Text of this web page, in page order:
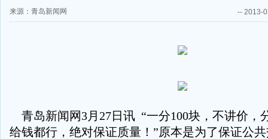
来源：青岛新闻网 -- 2013-
青岛新闻网3月 27日讯 “一分100块，不讲价，
给钱都行，绝对保证质量！”原本是为了保证公